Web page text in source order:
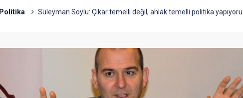
Politika Süleyman Soylu: Çıkar temelli değil, ahlak temelli politika